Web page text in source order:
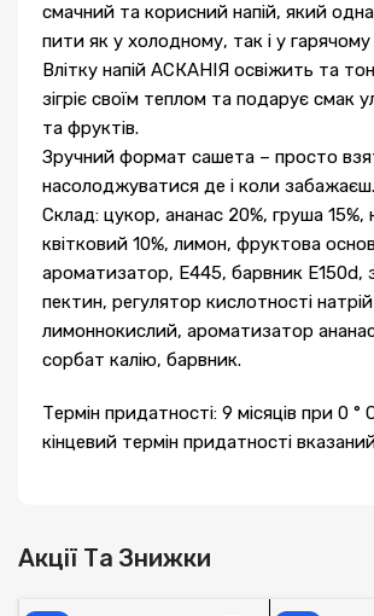
смачний та корисний напій, який
пити як у холодному, так і у гарячому
Влітку напій АСКАНІЯ освіжить та
зігріє своїм теплом та подарує смак
та фруктів.
Зручний формат сашета – просто
насолоджуватися де і коли забажаєш.
Склад: цукор, ананас 20%, груша 15%,
квітковий 10%, лимон, фруктова
ароматизатор, Е445, барвник Е150d,
пектин, регулятор кислотності натрій
лимоннокислий, ароматизатор
сорбат калію, барвник.
Термін придатності: 9 місяців при 0 °
кінцевий термін придатності
Акції Та Знижки